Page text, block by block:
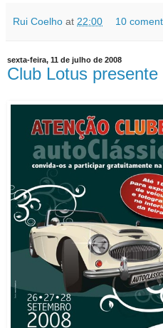
Rui Coelho at 22:00 10
sexta-feira, 11 de julho de 2008
Club Lotus